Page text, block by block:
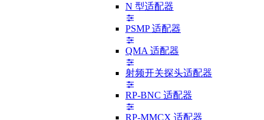
N 型适配器
PSMP 适配器
QMA 适配器
射频开关探头适配器
RP-BNC 适配器
RP-MMCX 适配器